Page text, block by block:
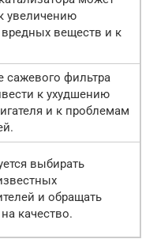
увеличению
веществ и к
сажевого фильтра
к ухудшению
и к проблемам
выбирать
и обращать
качество.